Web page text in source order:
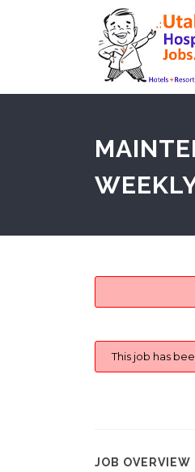
This job has
JOB OVERVIEW